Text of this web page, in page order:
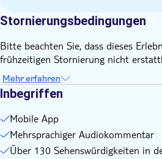
Stornierungsbedingungen
Bitte beachten Sie, dass dieses
frühzeitigen Stornierung nicht
Mehr erfahren
Inbegriffen
Mobile App
Mehrsprachiger Audiokommentar
Über 130 Sehenswürdigkeiten in